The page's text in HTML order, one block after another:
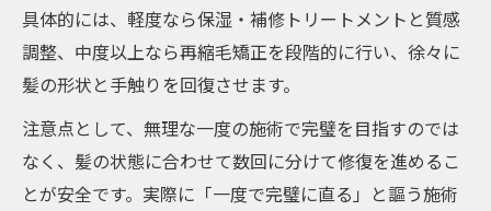
具体的には、軽度なら保湿・補修トリートメントと質感
調整、中度以上なら再縮毛矯正を段階的に行い、徐々に
髪の形状と手触りを回復させます。
注意点として、無理な一度の施術で完璧を目指すのでは
なく、髪の状態に合わせて数回に分けて修復を進めるこ
とが安全です。実際に「一度で完璧に直る」と謳う施術